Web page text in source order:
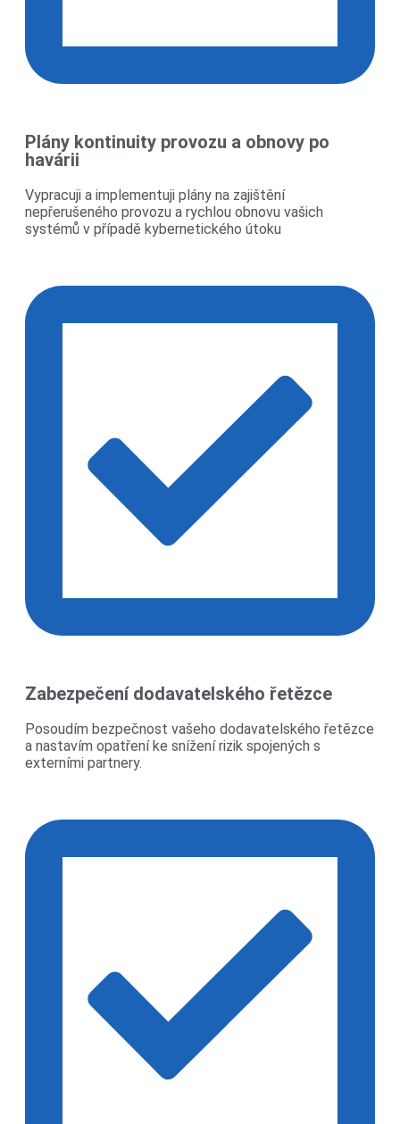
Plány kontinuity provozu a obnovy po
havárii
Vypracuji a implementuji plány na zajištění
nepřerušeného provozu a rychlou obnovu vašich
systémů v případě kybernetického útoku
Zabezpečení dodavatelského řetězce
Posoudím bezpečnost vašeho dodavatelského řetězce
a nastavím opatření ke snížení rizik spojených s
externími partnery.